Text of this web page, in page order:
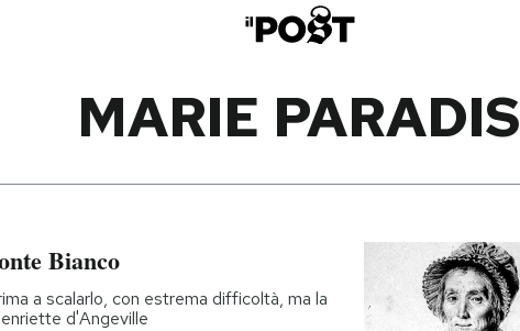
MARIE PARADIS
Bianco
a scalarlo, con estrema difficoltà, ma la
d'Angeville